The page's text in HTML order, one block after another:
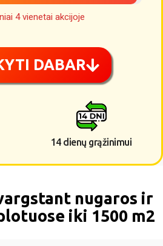
4 vienetai akcijoje
DABAR
14 dienų grąžinimui
nugaros ir
iki 1500 m2